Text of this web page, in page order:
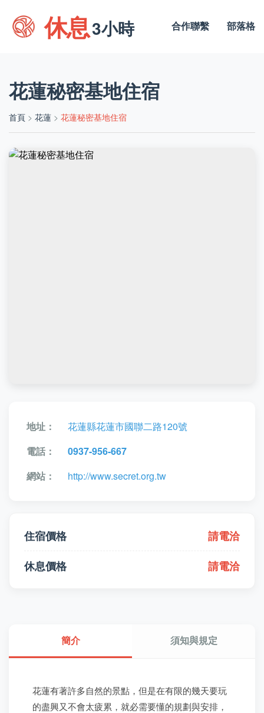
休息3小時 合作聯繫 部落格
花蓮秘密基地住宿
首頁 > 花蓮 > 花蓮秘密基地住宿
地址：
花蓮縣花蓮市國聯二路120號
電話：
0937-956-667
網站：
http://www.secret.org.tw
住宿價格
請電洽
休息價格
請電洽
簡介 須知與規定
花蓮有著許多自然的景點，但是在有限的幾天要玩
的盡興又不會太疲累，就必需要懂的規劃與安排，